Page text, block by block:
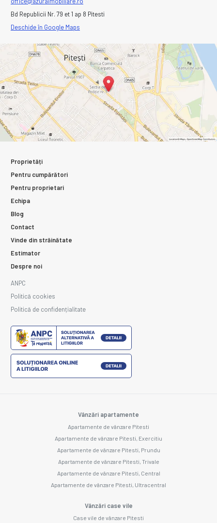
Bd Republicii Nr. 79 et 1 ap 8 Pitesti
Deschide în Google Maps
Proprietăți
Pentru cumpărători
Pentru proprietari
Echipa
Blog
Contact
Vinde din străinătate
Estimator
Despre noi
ANPC
Politică cookies
Politică de confidențialitate
Vânzări apartamente
Apartamente de vânzare Pitesti
Apartamente de vânzare Pitesti, Exercitiu
Apartamente de vânzare Pitesti, Prundu
Apartamente de vânzare Pitesti, Trivale
Apartamente de vânzare Pitesti, Central
Apartamente de vânzare Pitesti, Ultracentral
Vânzări case vile
Case vile de vânzare Pitesti